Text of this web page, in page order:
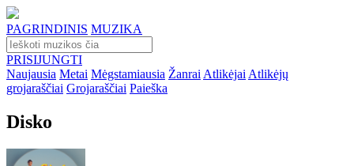
PAGRINDINIS MUZIKA
PRISIJUNGTI
Naujausia Metai Mėgstamiausia Žanrai Atlikėjai Atlikėjų
grojaraščiai Grojaraščiai Paieška
Disko